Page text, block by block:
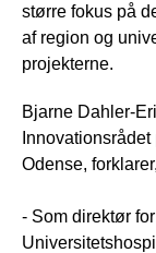
større fokus på
af region og
projekterne.
Bjarne Dahler-
Odense, forklarer,
- Som direktør